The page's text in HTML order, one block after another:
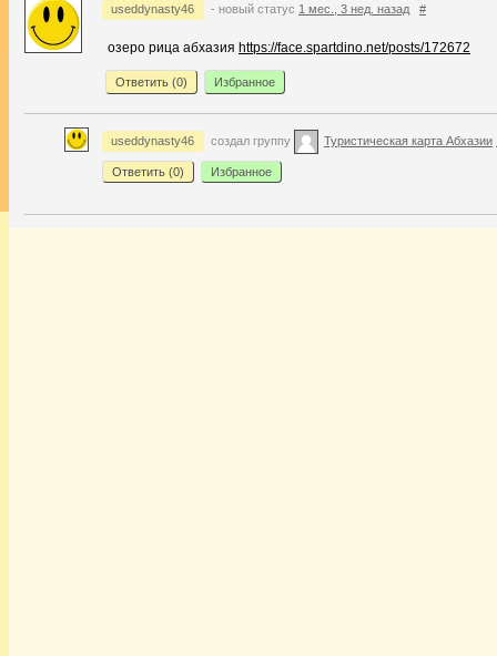
useddynasty46 - новый статус 1 мес., 3 нед. назад #
озеро рица абхазия https://face.spartdino.net/posts/172672
Ответить (0) Избранное
useddynasty46 создал группу Туристическая карта Абхазии
Ответить (0) Избранное